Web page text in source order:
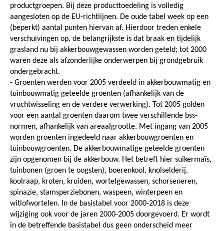
productgroepen. Bij deze producttoedeling is volledig
aangesloten op de EU-richtlijnen. De oude tabel week op een
(beperkt) aantal punten hiervan af. Hierdoor treden enkele
verschuivingen op, de belangrijkste is dat braak en tijdelijk
grasland nu bij akkerbouwgewassen worden geteld; tot 2000
waren deze als afzonderlijke onderwerpen bij grondgebruik
ondergebracht.
- Groenten werden voor 2005 verdeeld in akkerbouwmatig en
tuinbouwmatig geteelde groenten (afhankelijk van de
vruchtwisseling en de verdere verwerking). Tot 2005 golden
voor een aantal groenten daarom twee verschillende bss-
normen, afhankelijk van areaalgrootte. Met ingang van 2005
worden groenten ingedeeld naar akkerbouwgroenten en
tuinbouwgroenten. De akkerbouwmatige geteelde groenten
zijn opgenomen bij de akkerbouw. Het betreft hier suikermaïs,
tuinbonen (groen te oogsten), boerenkool, knolselderij,
koolraap, kroten, kruiden, wortelgewassen, schorseneren,
spinazie, stamsperziebonen, waspeen, winterpeen en
witlofwortelen. In de basistabel voor 2000-2018 is deze
wijziging ook voor de jaren 2000-2005 doorgevoerd. Er wordt
in de betreffende basistabel dus geen onderscheid meer